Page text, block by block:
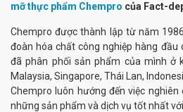
mỡ thực phẩm Chempro của Fact-
Chempro được thành lập từ năm
đoàn hóa chất công nghiệp hàng đầu
đã phân phối sản phẩm của mình ở
Malaysia, Singapore, Thái Lan,
Chempro luôn hướng đến việc
những sản phẩm và dịch vụ tốt nhất